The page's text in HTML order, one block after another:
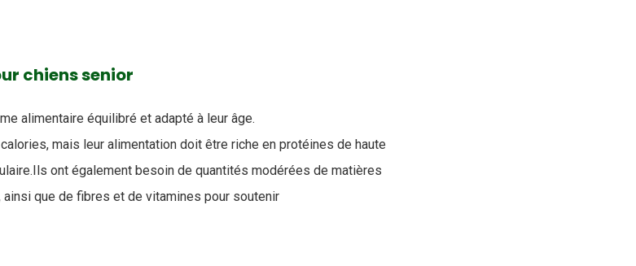
chiens senior
alimentaire équilibré et adapté à leur âge.
mais leur alimentation doit être riche en protéines de haute
ont également besoin de quantités modérées de matières
que de fibres et de vitamines pour soutenir